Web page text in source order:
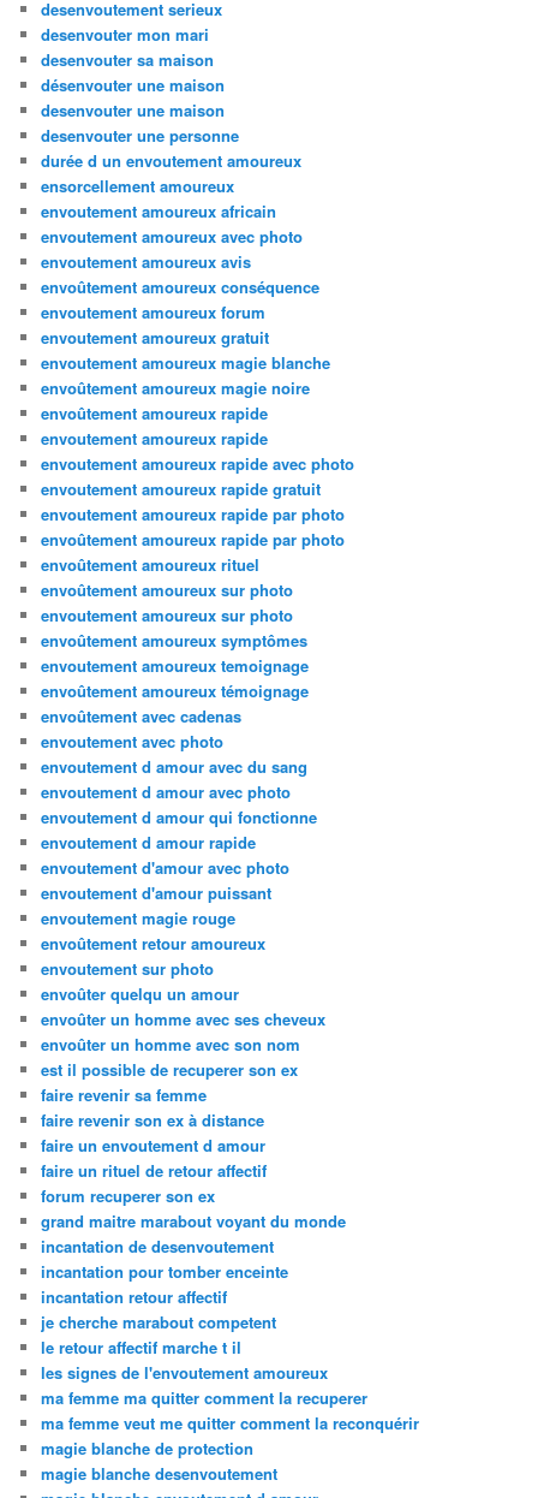
desenvoutement serieux
desenvouter mon mari
desenvouter sa maison
désenvouter une maison
desenvouter une maison
desenvouter une personne
durée d un envoutement amoureux
ensorcellement amoureux
envoutement amoureux africain
envoutement amoureux avec photo
envoutement amoureux avis
envoûtement amoureux conséquence
envoutement amoureux forum
envoutement amoureux gratuit
envoutement amoureux magie blanche
envoûtement amoureux magie noire
envoûtement amoureux rapide
envoutement amoureux rapide
envoutement amoureux rapide avec photo
envoutement amoureux rapide gratuit
envoutement amoureux rapide par photo
envoûtement amoureux rapide par photo
envoûtement amoureux rituel
envoûtement amoureux sur photo
envoutement amoureux sur photo
envoûtement amoureux symptômes
envoutement amoureux temoignage
envoûtement amoureux témoignage
envoûtement avec cadenas
envoutement avec photo
envoutement d amour avec du sang
envoutement d amour avec photo
envoutement d amour qui fonctionne
envoutement d amour rapide
envoutement d'amour avec photo
envoutement d'amour puissant
envoutement magie rouge
envoûtement retour amoureux
envoutement sur photo
envoûter quelqu un amour
envoûter un homme avec ses cheveux
envoûter un homme avec son nom
est il possible de recuperer son ex
faire revenir sa femme
faire revenir son ex à distance
faire un envoutement d amour
faire un rituel de retour affectif
forum recuperer son ex
grand maitre marabout voyant du monde
incantation de desenvoutement
incantation pour tomber enceinte
incantation retour affectif
je cherche marabout competent
le retour affectif marche t il
les signes de l'envoutement amoureux
ma femme ma quitter comment la recuperer
ma femme veut me quitter comment la reconquérir
magie blanche de protection
magie blanche desenvoutement